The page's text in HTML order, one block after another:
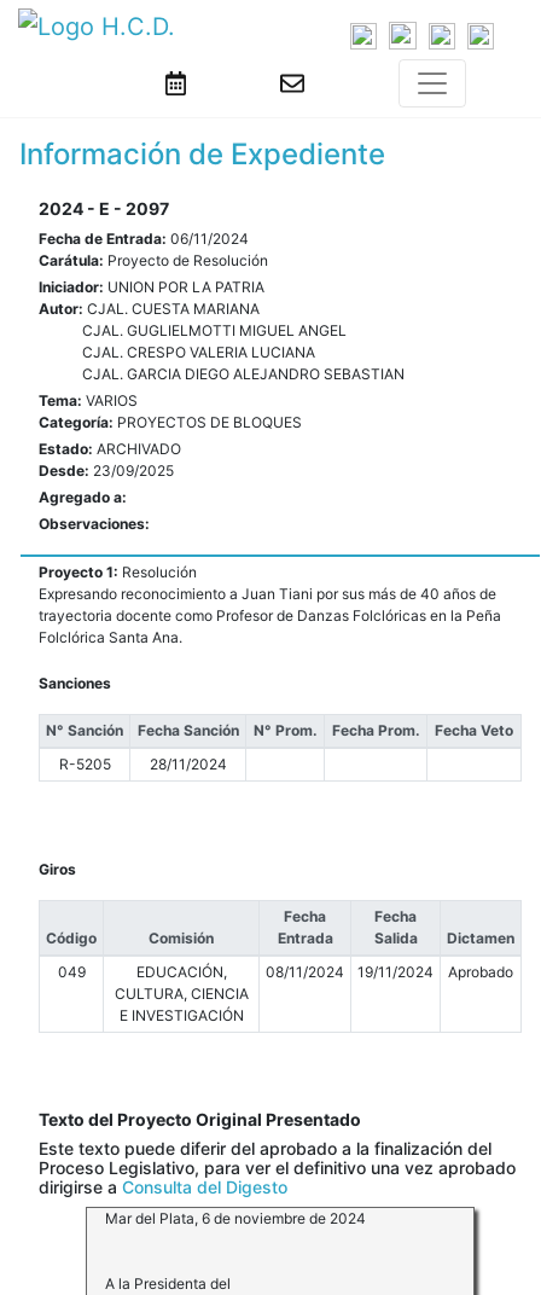
Información de Expediente
2024 - E - 2097
Fecha de Entrada: 06/11/2024
Carátula: Proyecto de Resolución
Iniciador: UNION POR LA PATRIA
Autor: CJAL. CUESTA MARIANA
CJAL. GUGLIELMOTTI MIGUEL ANGEL
CJAL. CRESPO VALERIA LUCIANA
CJAL. GARCIA DIEGO ALEJANDRO SEBASTIAN
Tema: VARIOS
Categoría: PROYECTOS DE BLOQUES
Estado: ARCHIVADO
Desde: 23/09/2025
Agregado a:
Observaciones:
Proyecto 1: Resolución
Expresando reconocimiento a Juan Tiani por sus más de 40 años de
trayectoria docente como Profesor de Danzas Folclóricas en la Peña
Folclórica Santa Ana.
Sanciones
N° Sanción Fecha Sanción N° Prom. Fecha Prom.
Fecha Veto
R-5205
28/11/2024
Giros
Código Comisión
Fecha
Entrada
Fecha
Salida
Dictamen
049
EDUCACIÓN,
CULTURA, CIENCIA
E INVESTIGACIÓN
08/11/2024 19/11/2024 Aprobado
Texto del Proyecto Original Presentado
Este texto puede diferir del aprobado a la finalización del
Proceso Legislativo, para ver el definitivo una vez aprobado
dirigirse a Consulta del Digesto
Mar del Plata, 6 de noviembre de 2024
A la Presidenta del